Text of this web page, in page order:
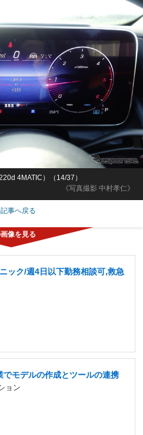
《写真撮影 中村孝仁》
4MATIC）（14/37）
記事へ戻る
ック/週4日以下勤務相談可,救急
モデルの作成とツールの連携
ョン